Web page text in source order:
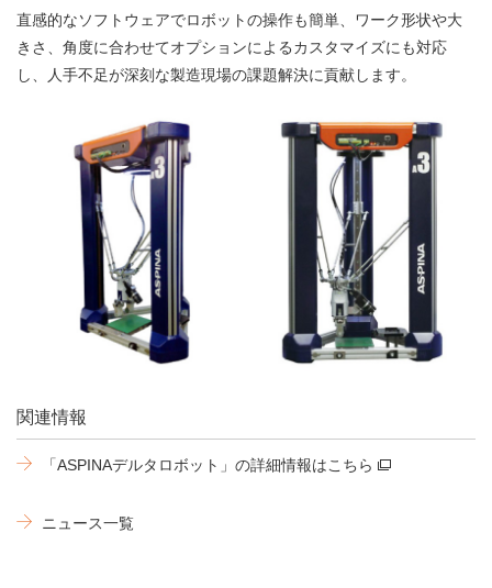
直感的なソフトウェアでロボットの操作も簡単、ワーク形状や大
きさ、角度に合わせてオプションによるカスタマイズにも対応
し、人手不足が深刻な製造現場の課題解決に貢献します。
関連情報
「ASPINAデルタロボット」の詳細情報はこちら
ニュース一覧